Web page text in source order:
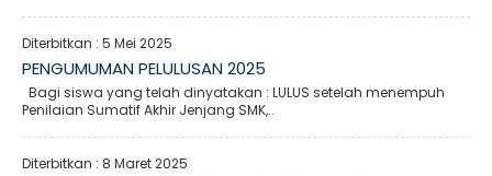
Diterbitkan : 5 Mei 2025
PENGUMUMAN PELULUSAN 2025
Bagi siswa yang telah dinyatakan : LULUS setelah menempuh
Penilaian Sumatif Akhir Jenjang SMK,..
Diterbitkan : 8 Maret 2025